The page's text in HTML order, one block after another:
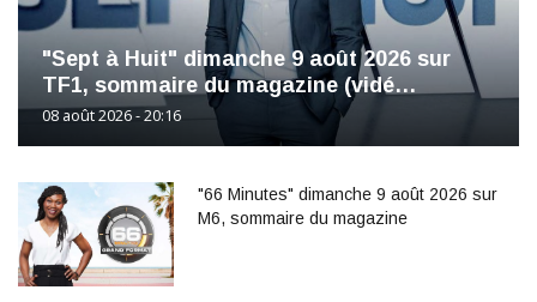
"Sept à Huit" dimanche 9 août 2026 sur
TF1, sommaire du magazine (vidé…
08 août 2026 - 20:16
"66 Minutes" dimanche 9 août 2026 sur
M6, sommaire du magazine